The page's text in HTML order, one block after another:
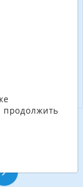
продолжить